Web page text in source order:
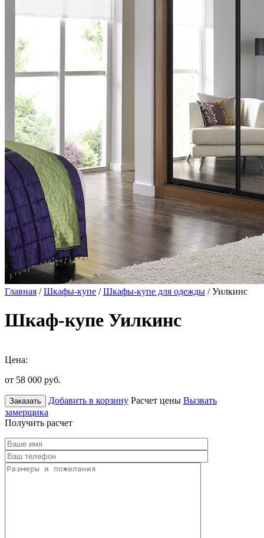
Главная /Шкафы-купе /Шкафы-купе для одежды / Уилкинс
Шкаф-купе Уилкинс
Цена:
от 58 000 руб.
Заказать Добавить в корзину Расчет цены Вызвать
замерщика
Получить расчет